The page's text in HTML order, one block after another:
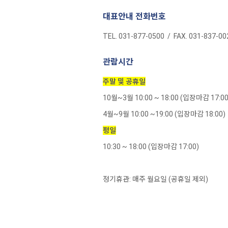
대표안내 전화번호
TEL. 031-877-0500 / FAX. 031-837-
관람시간
주말 및 공휴일
10월~3월 10:00 ~ 18:00 (입장마감
4월~9월 10:00 ~19:00 (입장마감 18:00)
평일
10:30 ~ 18:00 (입장마감 17:00)
정기휴관: 매주 월요일 (공휴일 제외)